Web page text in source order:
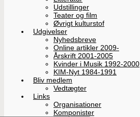
Udstillinger
Teater og film
Øvrigt kulturstof
Udgivelser
Nyhedsbreve
Online artikler 2009-
Årskrift 2001-2005
Kvinder i Musik 1992-2000
KIM-Nyt 1984-1991
Bliv medlem
Vedtægter
Links
Organisationer
Komponister